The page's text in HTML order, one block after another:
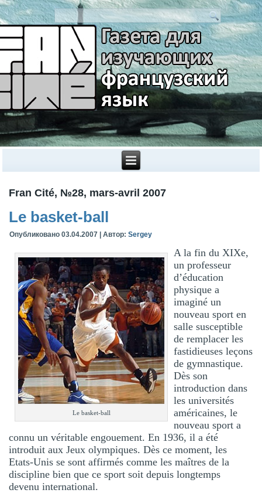
Fran Cité, №28, mars-avril 2007
Le basket-ball
Опубликовано 03.04.2007 |Автор: Sergey
Le basket-ball
A la fin du XIXe,
un professeur
d’éducation
physique a
imaginé un
nouveau sport en
salle susceptible
de remplacer les
fastidieuses leçons
de gymnastique.
Dès son
introduction dans
les universités
américaines, le
nouveau sport a
connu un véritable engouement. En 1936, il a été
introduit aux Jeux olympiques. Dès ce moment, les
Etats-Unis se sont affirmés comme les maîtres de la
discipline bien que ce sport soit depuis longtemps
devenu international.